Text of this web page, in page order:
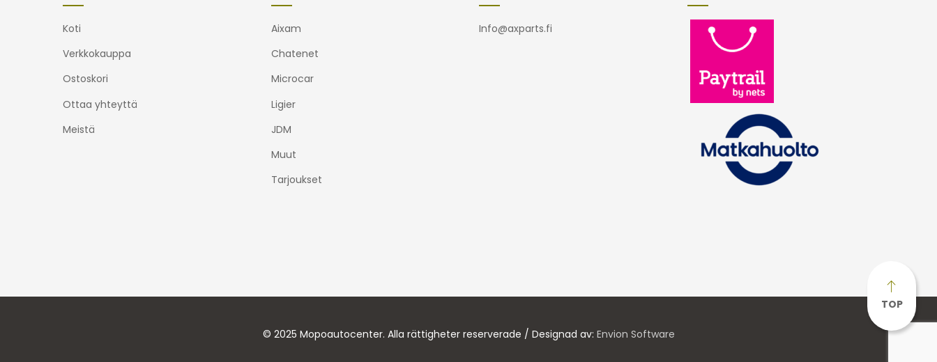
Koti
Verkkokauppa
Ostoskori
Ottaa yhteyttä
Meistä
Aixam
Chatenet
Microcar
Ligier
JDM
Muut
Tarjoukset
Info@axparts.fi
TOP
© 2025 Mopoautocenter. Alla rättigheter reserverade / Designad av: Envion Software